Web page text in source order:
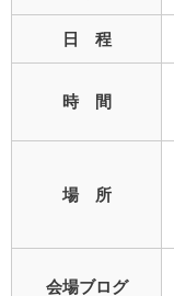
日 程
時 間
場 所
会場ブログ